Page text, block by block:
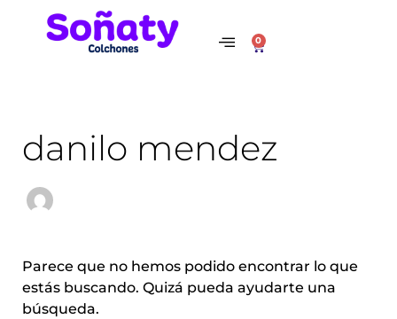
0
Cart
danilo mendez
Parece que no hemos podido encontrar lo que
estás buscando. Quizá pueda ayudarte una
búsqueda.
Buscar
por: